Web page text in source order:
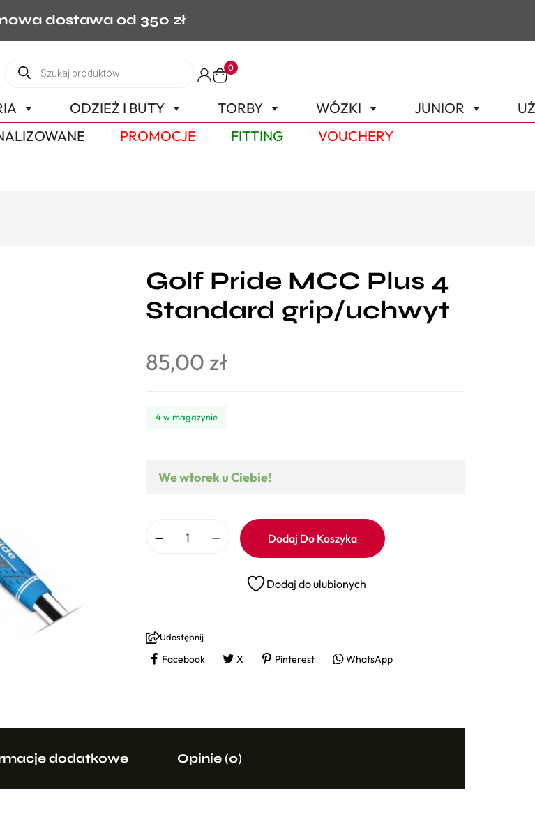
dostawa od 350 zł
0
ODZIEŻ I BUTY TORBY WÓZKI JUNIOR
PROMOCJE FITTING VOUCHERY
Golf Pride MCC Plus 4
Standard grip/uchwyt
85,00 zł
4 w magazynie
We wtorek u Ciebie!
Dodaj Do Koszyka
Dodaj do ulubionych
Udostępnij
Facebook X Pinterest WhatsApp
dodatkowe Opinie (0)